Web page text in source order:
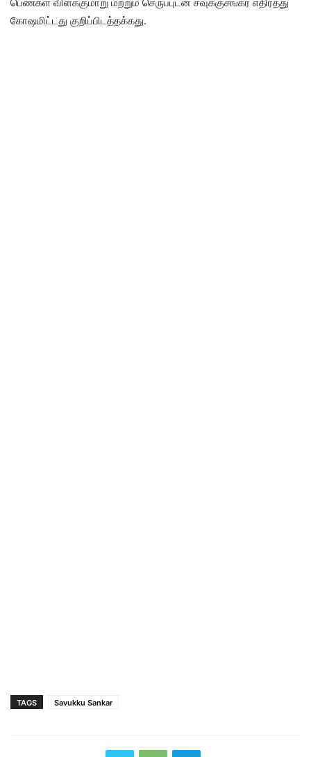
கோஷமிட்டது குறிப்பிடத்தக்கது.
TAGS Savukku Sankar